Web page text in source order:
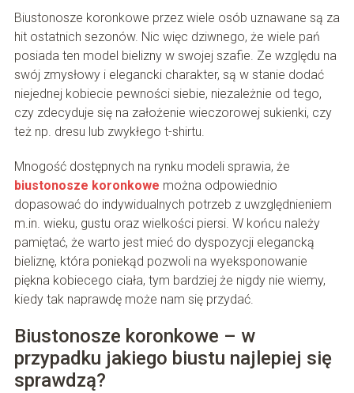
Biustonosze koronkowe przez wiele osób uznawane są za
hit ostatnich sezonów. Nic więc dziwnego, że wiele pań
posiada ten model bielizny w swojej szafie. Ze względu na
swój zmysłowy i elegancki charakter, są w stanie dodać
niejednej kobiecie pewności siebie, niezależnie od tego,
czy zdecyduje się na założenie wieczorowej sukienki, czy
też np. dresu lub zwykłego t-shirtu.
Mnogość dostępnych na rynku modeli sprawia, że
biustonosze koronkowe można odpowiednio
dopasować do indywidualnych potrzeb z uwzględnieniem
m.in. wieku, gustu oraz wielkości piersi. W końcu należy
pamiętać, że warto jest mieć do dyspozycji elegancką
bieliznę, która poniekąd pozwoli na wyeksponowanie
piękna kobiecego ciała, tym bardziej że nigdy nie wiemy,
kiedy tak naprawdę może nam się przydać.
Biustonosze koronkowe – w
przypadku jakiego biustu najlepiej się
sprawdzą?